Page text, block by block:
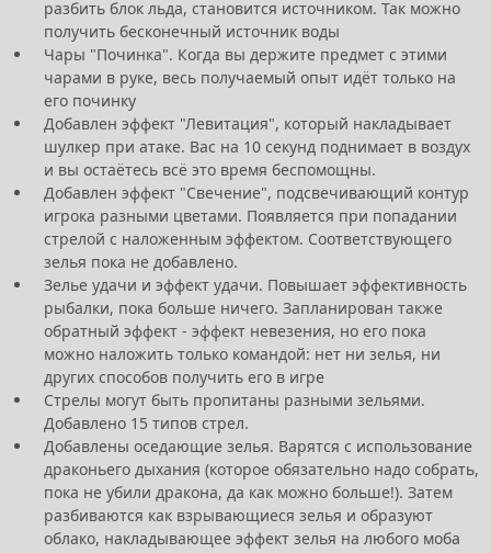
разбить блок льда, становится источником. Так можно
получить бесконечный источник воды
Чары "Починка". Когда вы держите предмет с этими
чарами в руке, весь получаемый опыт идёт только на
его починку
Добавлен эффект "Левитация", который накладывает
шулкер при атаке. Вас на 10 секунд поднимает в воздух
и вы остаётесь всё это время беспомощны.
Добавлен эффект "Свечение", подсвечивающий контур
игрока разными цветами. Появляется при попадании
стрелой с наложенным эффектом. Соответствующего
зелья пока не добавлено.
Зелье удачи и эффект удачи. Повышает эффективность
рыбалки, пока больше ничего. Запланирован также
обратный эффект - эффект невезения, но его пока
можно наложить только командой: нет ни зелья, ни
других способов получить его в игре
Стрелы могут быть пропитаны разными зельями.
Добавлено 15 типов стрел.
Добавлены оседающие зелья. Варятся с использование
драконьего дыхания (которое обязательно надо собрать,
пока не убили дракона, да как можно больше!). Затем
разбиваются как взрывающиеся зелья и образуют
облако, накладывающее эффект зелья на любого моба